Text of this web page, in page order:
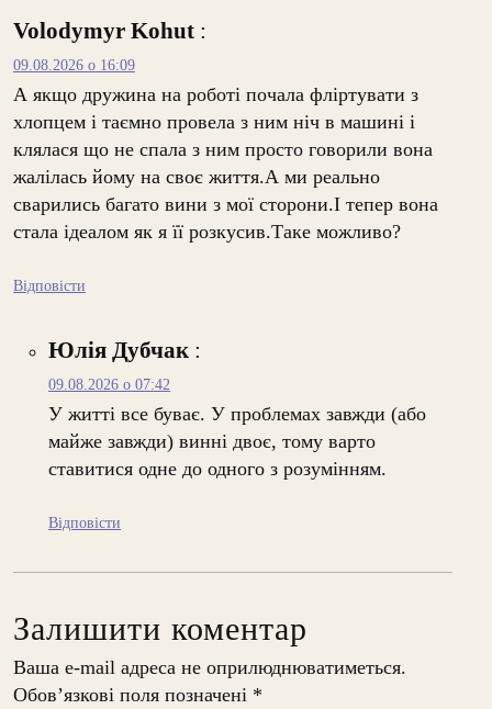
Volodymyr Kohut :
09.08.2026 о 16:09
А якщо дружина на роботі почала фліртувати з
хлопцем і таємно провела з ним ніч в машині і
клялася що не спала з ним просто говорили вона
жалілась йому на своє життя.А ми реально
сварились багато вини з мої сторони.І тепер вона
стала ідеалом як я її розкусив.Таке можливо?
Відповісти
Юлія Дубчак :
09.08.2026 о 07:42
У житті все буває. У проблемах завжди (або
майже завжди) винні двоє, тому варто
ставитися одне до одного з розумінням.
Відповісти
Залишити коментар
Ваша e-mail адреса не оприлюднюватиметься.
Обов’язкові поля позначені *